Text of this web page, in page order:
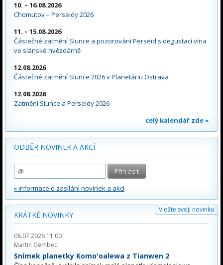
10. – 16.08.2026
Chomutov – Perseidy 2026
11. – 15.08.2026
Částečné zatmění Slunce a pozorování Perseid s degustací vína
ve slánské hvězdárně
12.08.2026
Částečné zatmění Slunce 2026 v Planetáriu Ostrava
12.08.2026
Zatmění Slunce a Perseidy 2026
celý kalendář zde »
ODBĚR NOVINEK A AKCÍ
» informace o zasílání novinek a akcí
Vložte svoji novinku
KRÁTKÉ NOVINKY
06.07.2026 11:00
Martin Gembec
Snímek planetky Komo'oalewa z Tianwen 2